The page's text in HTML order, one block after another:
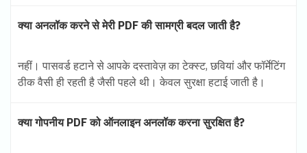
क्या अनलॉक करने से मेरी PDF की सामग्री बदल जाती है?
नहीं। पासवर्ड हटाने से आपके दस्तावेज़ का टेक्स्ट, छवियां और फॉर्मेटिंग
ठीक वैसी ही रहती है जैसी पहले थी। केवल सुरक्षा हटाई जाती है।
क्या गोपनीय PDF को ऑनलाइन अनलॉक करना सुरक्षित है?